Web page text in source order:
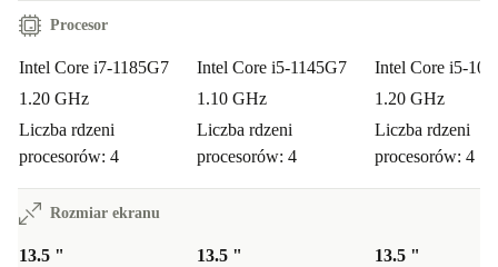
Procesor
Intel Core i7-1185G7
1.20 GHz
Liczba rdzeni
procesorów: 4
Intel Core i5-1145G7
1.10 GHz
Liczba rdzeni
procesorów: 4
Intel Core i5-
1.20 GHz
Liczba rdzeni
procesorów: 4
Rozmiar ekranu
13.5 "
13.5 "
13.5 "